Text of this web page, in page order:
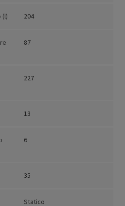
(l) 204
87
227
13
6
35
Statico